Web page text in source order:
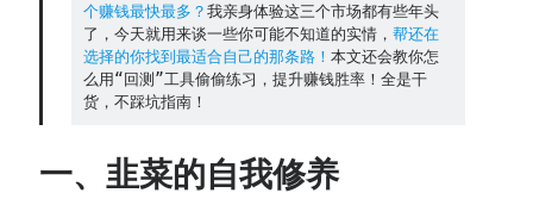
Contact：
个赚钱最快最多？ 我亲身体验这三个市场都有些年头
了，今天就用来谈一些你可能不知道的实情， 帮还在
选择的你找到最适合自己的那条路！ 本文还会教你怎
么用“回测”工具偷偷练习，提升赚钱胜率！全是干
货，不踩坑指南！
一、韭菜的自我修养